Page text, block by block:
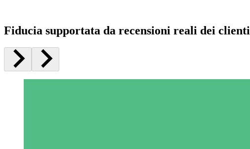
Fiducia supportata da recensioni reali dei clienti